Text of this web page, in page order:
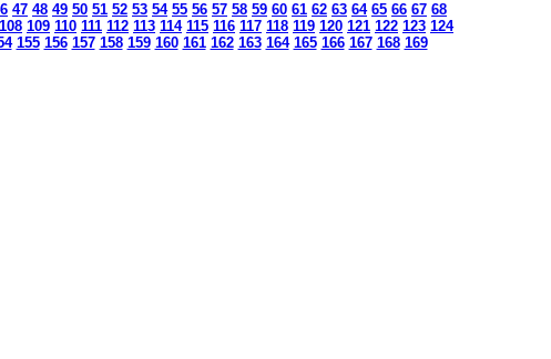
47 48 49 50 51 52 53 54 55 56 57 58 59 60 61 62 63 64 65 66 67 68
108 109 110 111 112 113 114 115 116 117 118 119 120 121 122 123 124
155 156 157 158 159 160 161 162 163 164 165 166 167 168 169